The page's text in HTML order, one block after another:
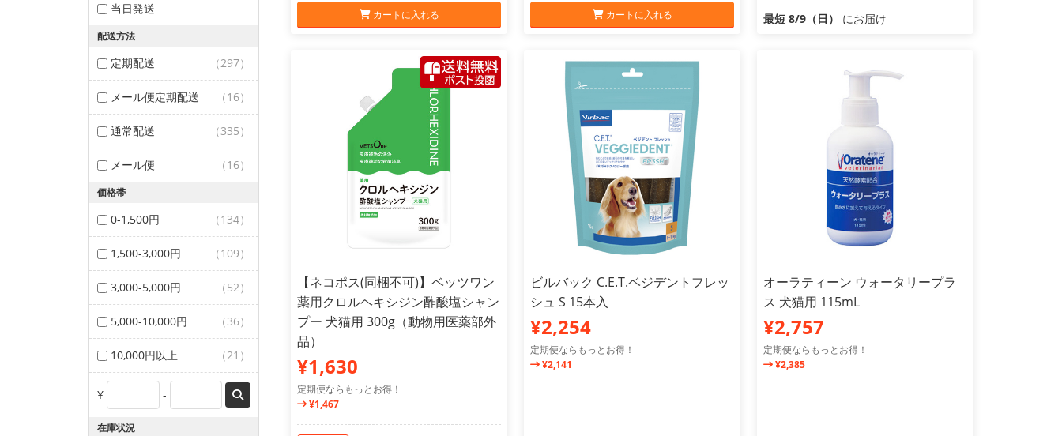
当日発送
配送方法
定期配送 （297）
メール便定期配送 （16）
通常配送 （335）
メール便 （16）
価格帯
0-1,500円 （134）
1,500-3,000円 （109）
3,000-5,000円 （52）
5,000-10,000円 （36）
10,000円以上 （21）
¥ -
在庫状況
カートに入れる カートに入れる 最短 8/9（日） にお届け
【ネコポス(同梱不可)】ベッツワン
薬用クロルヘキシジン酢酸塩シャン
プー 犬猫用 300g（動物用医薬部外
品）
¥1,630
定期便ならもっとお得！
¥1,467
ビルバック C.E.T.ベジデントフレッ
シュ S 15本入
¥2,254
定期便ならもっとお得！
¥2,141
オーラティーン ウォータリープラ
ス 犬猫用 115mL
¥2,757
定期便ならもっとお得！
¥2,385